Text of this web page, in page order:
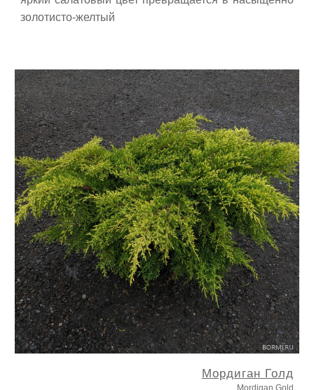
золотисто-желтый
Мордиган Голд
Mordigan Gold